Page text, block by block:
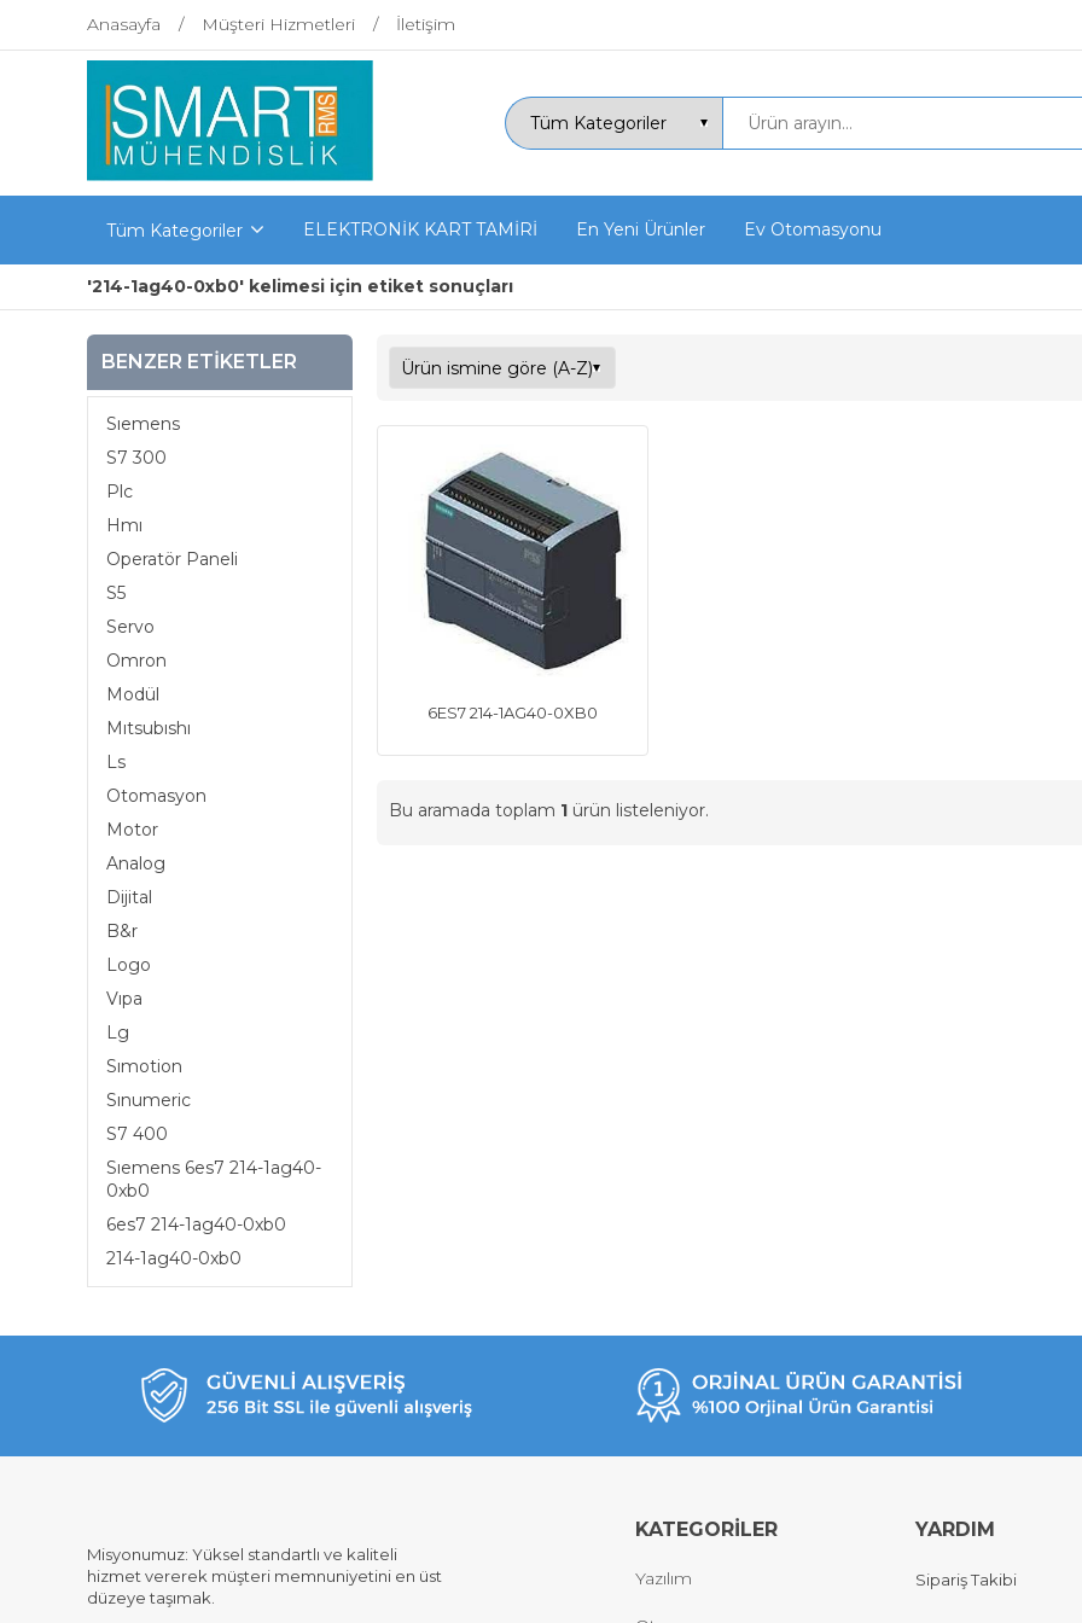
Anasayfa Müşteri Hizmetleri İletişim
Tüm Kategoriler ELEKTRONİK KART TAMİRİ En Yeni Ürünler Ev Otomasyonu
'214-1ag40-0xb0' kelimesi için etiket sonuçları
BENZER ETIKETLER
Sıemens
S7 300
Plc
Hmı
Operatör Paneli
S5
Servo
Omron
Modül
Mıtsubıshı
Ls
Otomasyon
Motor
Analog
Dijital
B&r
Logo
Vıpa
Lg
Sımotion
Sınumeric
S7 400
Sıemens 6es7 214-1ag40-
0xb0
6es7 214-1ag40-0xb0
214-1ag40-0xb0
6ES7 214-1AG40-0XB0
Bu aramada toplam 1 ürün listeleniyor.
Misyonumuz: Yüksel standartlı ve kaliteli
hizmet vererek müşteri memnuniyetini en üst
düzeye taşımak.
KATEGORİLER
Yazılım
YARDIM
Sipariş Takibi